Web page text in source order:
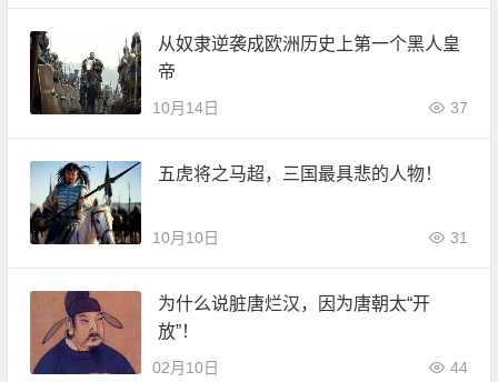
从奴隶逆袭成欧洲历史上第一个黑人皇
帝
10月14日 37
五虎将之马超，三国最具悲的人物！
10月10日 31
为什么说脏唐烂汉，因为唐朝太“开
放”！
02月10日 44